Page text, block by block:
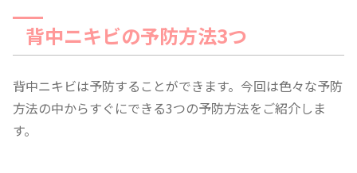
背中ニキビの予防方法3つ
背中ニキビは予防することができます。今回は色々な予防
方法の中からすぐにできる3つの予防方法をご紹介しま
す。